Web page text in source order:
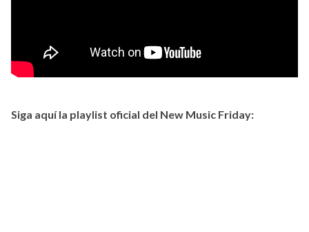
Siga aquí la playlist oficial del New Music Friday: